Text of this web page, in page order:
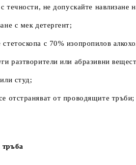
течности, не допускайте навлизане
с мек детергент;
с 70% изопропилов
разтворители или абразивни
студ;
отстраняват от проводящите тръби;
тръба